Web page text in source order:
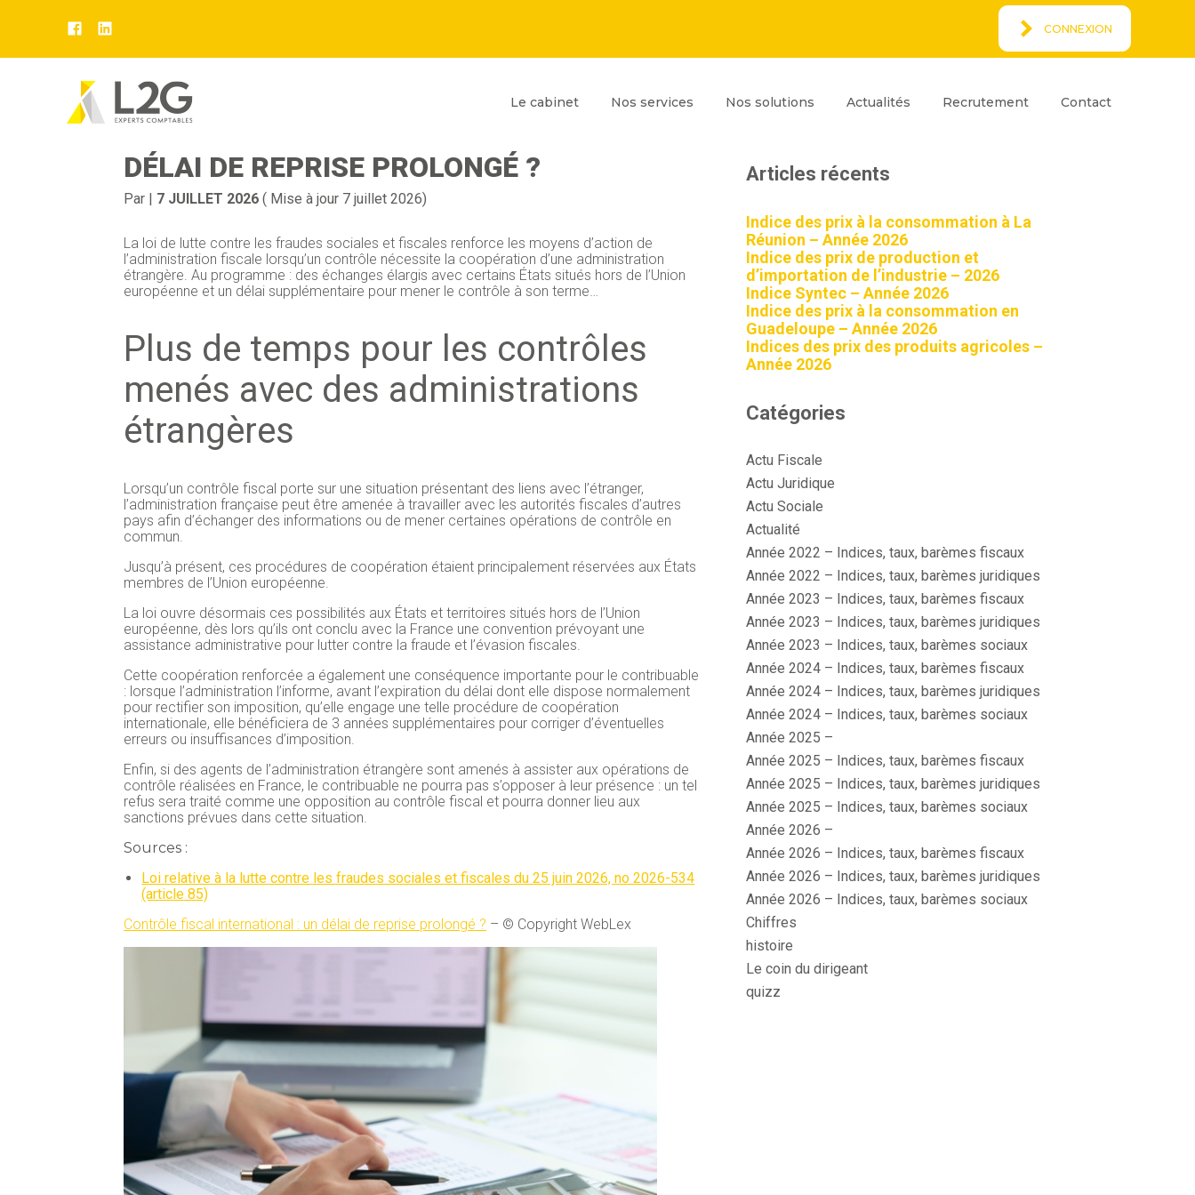
CONNEXION
Aller
au
Le cabinet Nos services Nos solutions Actualités Recrutement Contact
DÉLAI DE REPRISE PROLONGÉ ?
Par | 7 JUILLET 2026 ( Mise à jour 7 juillet 2026)
La loi de lutte contre les fraudes sociales et fiscales renforce les moyens d’action de
l’administration fiscale lorsqu’un contrôle nécessite la coopération d’une administration
étrangère. Au programme : des échanges élargis avec certains États situés hors de l’Union
européenne et un délai supplémentaire pour mener le contrôle à son terme…
Plus de temps pour les contrôles
menés avec des administrations
étrangères
Lorsqu’un contrôle fiscal porte sur une situation présentant des liens avec l’étranger,
l’administration française peut être amenée à travailler avec les autorités fiscales d’autres
pays afin d’échanger des informations ou de mener certaines opérations de contrôle en
commun.
Jusqu’à présent, ces procédures de coopération étaient principalement réservées aux États
membres de l’Union européenne.
La loi ouvre désormais ces possibilités aux États et territoires situés hors de l’Union
européenne, dès lors qu’ils ont conclu avec la France une convention prévoyant une
assistance administrative pour lutter contre la fraude et l’évasion fiscales.
Cette coopération renforcée a également une conséquence importante pour le contribuable
: lorsque l’administration l’informe, avant l’expiration du délai dont elle dispose normalement
pour rectifier son imposition, qu’elle engage une telle procédure de coopération
internationale, elle bénéficiera de 3 années supplémentaires pour corriger d’éventuelles
erreurs ou insuffisances d’imposition.
Enfin, si des agents de l’administration étrangère sont amenés à assister aux opérations de
contrôle réalisées en France, le contribuable ne pourra pas s’opposer à leur présence : un tel
refus sera traité comme une opposition au contrôle fiscal et pourra donner lieu aux
sanctions prévues dans cette situation.
Sources :
Loi relative à la lutte contre les fraudes sociales et fiscales du 25 juin 2026, no 2026-534
(article 85)
Contrôle fiscal international : un délai de reprise prolongé ? – © Copyright WebLex
Blog
Rechercher
Articles récents
Indice des prix à la consommation à La
Réunion – Année 2026
Indice des prix de production et
d’importation de l’industrie – 2026
Indice Syntec – Année 2026
Indice des prix à la consommation en
Guadeloupe – Année 2026
Indices des prix des produits agricoles –
Année 2026
Catégories
Actu Fiscale
Actu Juridique
Actu Sociale
Actualité
Année 2022 – Indices, taux, barèmes fiscaux
Année 2022 – Indices, taux, barèmes juridiques
Année 2023 – Indices, taux, barèmes fiscaux
Année 2023 – Indices, taux, barèmes juridiques
Année 2023 – Indices, taux, barèmes sociaux
Année 2024 – Indices, taux, barèmes fiscaux
Année 2024 – Indices, taux, barèmes juridiques
Année 2024 – Indices, taux, barèmes sociaux
Année 2025 –
Année 2025 – Indices, taux, barèmes fiscaux
Année 2025 – Indices, taux, barèmes juridiques
Année 2025 – Indices, taux, barèmes sociaux
Année 2026 –
Année 2026 – Indices, taux, barèmes fiscaux
Année 2026 – Indices, taux, barèmes juridiques
Année 2026 – Indices, taux, barèmes sociaux
Chiffres
histoire
Le coin du dirigeant
quizz